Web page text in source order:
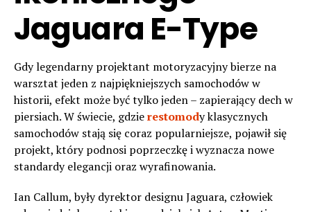
Jaguara E-Type
Gdy legendarny projektant motoryzacyjny bierze na
warsztat jeden z najpiękniejszych samochodów w
historii, efekt może być tylko jeden – zapierający dech w
piersiach. W świecie, gdzierestomody klasycznych
samochodów stają się coraz popularniejsze, pojawił się
projekt, który podnosi poprzeczkę i wyznacza nowe
standardy elegancji oraz wyrafinowania.
Ian Callum, były dyrektor designu Jaguara, człowiek